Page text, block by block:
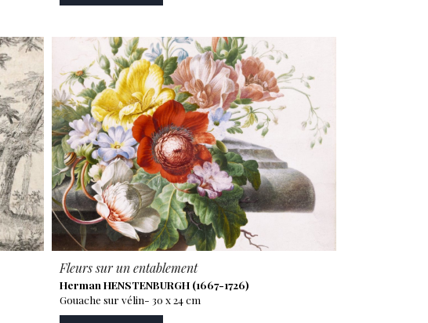
Fleurs sur un entablement
Herman HENSTENBURGH (1667-1726)
Gouache sur vélin- 30 x 24 cm